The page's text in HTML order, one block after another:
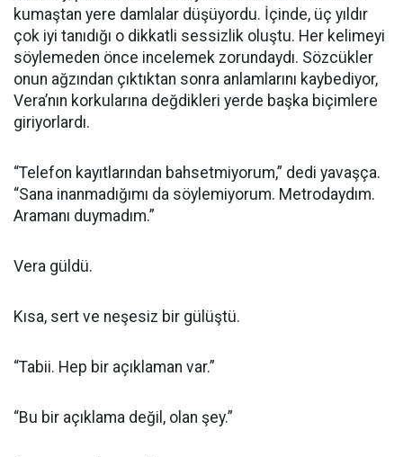
kumaştan yere damlalar düşüyordu. İçinde, üç yıldır
çok iyi tanıdığı o dikkatli sessizlik oluştu. Her kelimeyi
söylemeden önce incelemek zorundaydı. Sözcükler
onun ağzından çıktıktan sonra anlamlarını kaybediyor,
Vera’nın korkularına değdikleri yerde başka biçimlere
giriyorlardı.
“Telefon kayıtlarından bahsetmiyorum,” dedi yavaşça.
“Sana inanmadığımı da söylemiyorum. Metrodaydım.
Aramanı duymadım.”
Vera güldü.
Kısa, sert ve neşesiz bir gülüştü.
“Tabii. Hep bir açıklaman var.”
“Bu bir açıklama değil, olan şey.”